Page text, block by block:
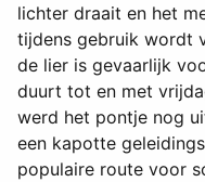
lichter draait en het
tijdens gebruik wordt
de lier is gevaarlijk
duurt tot en met
werd het pontje nog
een kapotte
populaire route voor